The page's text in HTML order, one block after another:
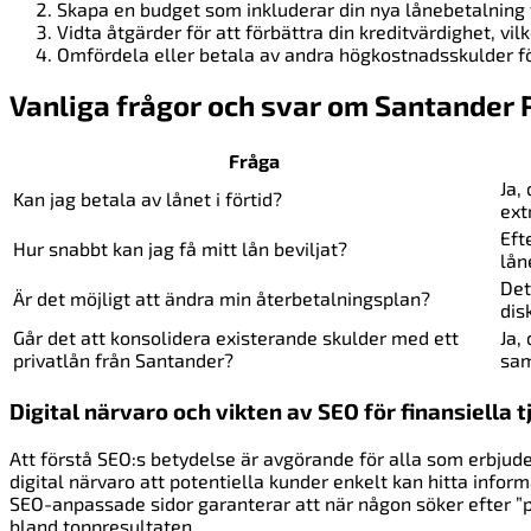
Skapa en budget som inkluderar din nya
Vidta åtgärder för att förbättra din kreditvärdighet,
Omfördela eller betala av andra högkostnadsskulder
Vanliga frågor och svar om Santander
Fråga
Kan jag betala av lånet i förtid?
Hur snabbt kan jag få mitt lån beviljat?
Är det möjligt att ändra min återbetalningsplan?
Går det att konsolidera existerande skulder med ett
privatlån från Santander?
Digital närvaro och vikten av SEO för finansiella
Att förstå SEO:s betydelse är avgörande för alla som
digital närvaro att potentiella kunder enkelt kan hitta
SEO-anpassade sidor garanterar att när någon söker efter
bland toppresultaten.